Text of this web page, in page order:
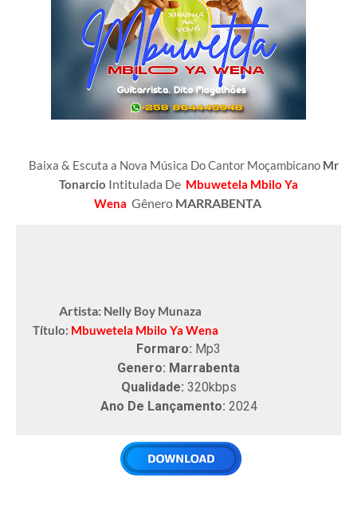
Baixa & Escuta a Nova Música Do Cantor Moçambicano Mr
Tonarcio Intitulada De Mbuwetela Mbilo Ya
Wena GêneroMARRABENTA
Artista: Nelly Boy Munaza
Título: Mbuwetela Mbilo Ya Wena
Formaro: Mp3
Genero: Marrabenta
Qualidade: 320kbps
Ano De Lançamento: 2024